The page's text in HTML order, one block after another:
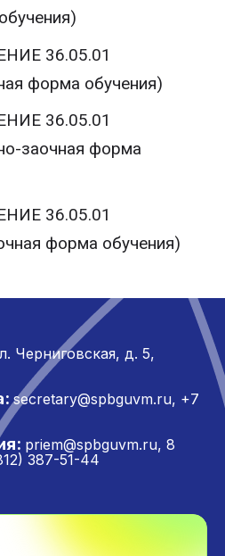
36.05.01
форма обучения)
36.05.01
заочная форма
36.05.01
форма обучения)
Черниговская, д. 5,
secretary@spbguvm.ru, +7
priem@spbguvm.ru, 8
387-51-44